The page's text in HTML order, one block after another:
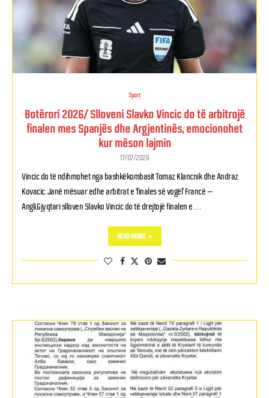
Sport
Botërori 2026/ Slloveni Slavko Vincic do të arbitrojë
finalen mes Spanjës dhe Argjentinës, emocionohet
kur mëson lajmin
17/07/2026
Vincic do të ndihmohet nga bashkëkombasit Tomaz Klancnik dhe Andraz
Kovacic. Janë mësuar edhe arbitrat e ‘finales së vogël’ Francë –
Angli.Gjyqtari slloven Slavko Vincic do të drejtojë finalen e …
READ MORE